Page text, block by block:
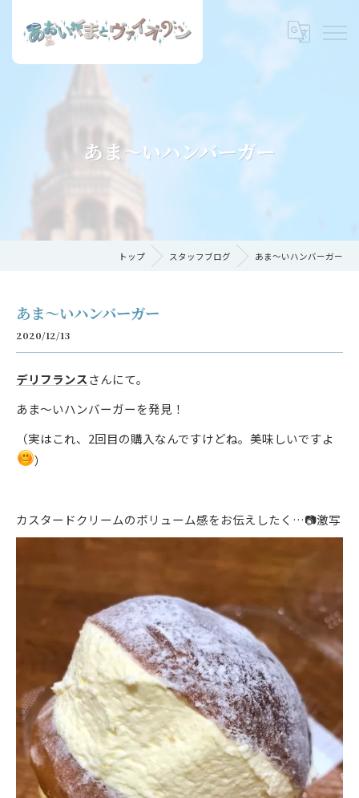
あま～いハンバーガー
トップ スタッフブログ あま～いハンバーガー
あま～いハンバーガー
2020/12/13
デリフランスさんにて。
あま～いハンバーガーを発見！
（実はこれ、2回目の購入なんですけどね。美味しいですよ
）
カスタードクリームのボリューム感をお伝えしたく…📷激写